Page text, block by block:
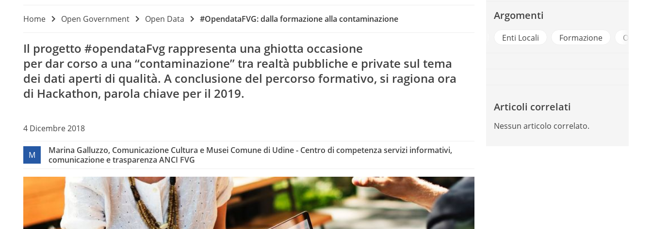
Home Open Government Open Data #OpendataFVG: dalla formazione alla contaminazione
Il progetto #opendataFvg rappresenta una ghiotta occasione
per dar corso a una “contaminazione” tra realtà pubbliche e private sul tema
dei dati aperti di qualità. A conclusione del percorso formativo, si ragiona ora
di Hackathon, parola chiave per il 2019.
4 Dicembre 2018
M
Marina Galluzzo, Comunicazione Cultura e Musei Comune di Udine - Centro di competenza servizi informativi,
comunicazione e trasparenza ANCI FVG
Argomenti
Enti Locali Formazione Open Data
Articoli correlati
Nessun articolo correlato.